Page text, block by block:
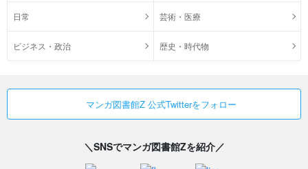
日常 芸術・医療
ビジネス・政治 歴史・時代物
マンガ図書館Z 公式Twitterをフォロー
＼SNSでマンガ図書館Zを紹介／